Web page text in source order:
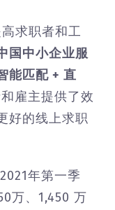
求职者和工
国中小企业服
能匹配 + 直
雇主提供了效
好的线上求职
年第一季
万、1,450 万